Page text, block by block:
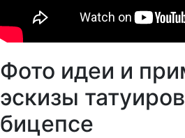
Фото идеи и
эскизы
бицепсе